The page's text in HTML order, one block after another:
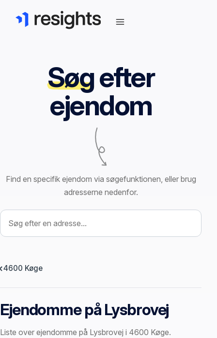
Søgefter
ejendom
Find en specifik ejendom via søgefunktionen, eller brug
adresserne nedenfor.
Søg efter ejendom
4600 Køge
Ejendomme på Lysbrovej
Liste over ejendomme på Lysbrovej i 4600 Køge.